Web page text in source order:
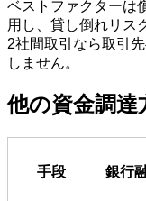
ベストファクターは
用し、貸し倒れリス
2社間取引なら取引
しません。
他の資金調達
手段 銀行